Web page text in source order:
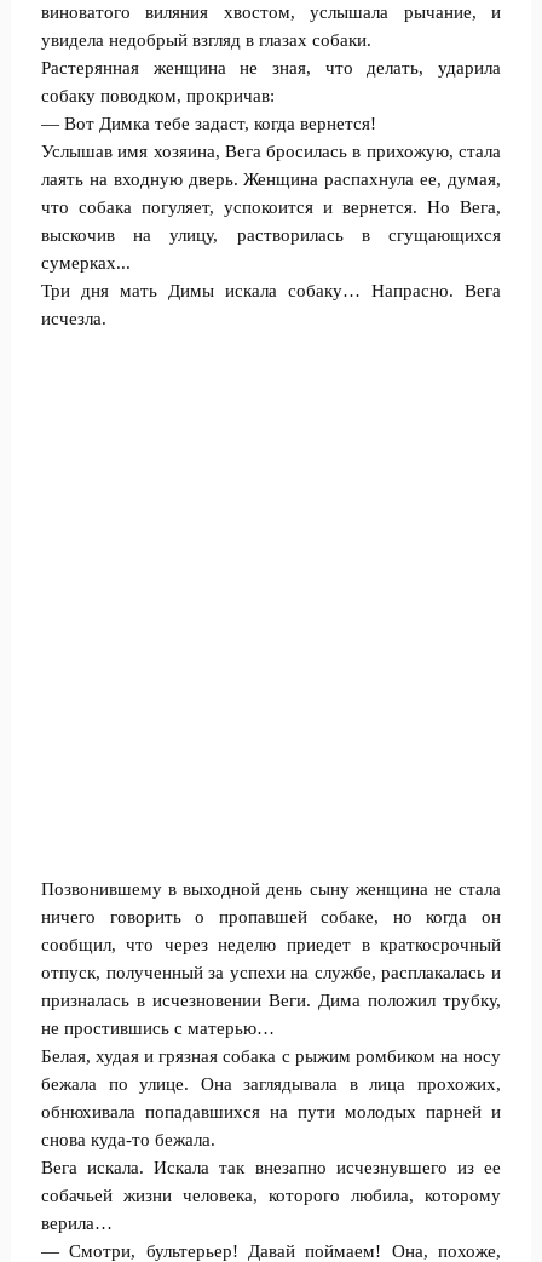
виноватого виляния хвостом, услышала рычание, и
увидела недобрый взгляд в глазах собаки.
Растерянная женщина не зная, что делать, ударила
собаку поводком, прокричав:
— Вот Димка тебе задаст, когда вернется!
Услышав имя хозяина, Вега бросилась в прихожую, стала
лаять на входную дверь. Женщина распахнула ее, думая,
что собака погуляет, успокоится и вернется. Но Вега,
выскочив на улицу, растворилась в сгущающихся
сумерках...
Три дня мать Димы искала собаку… Напрасно. Вега
исчезла.
Позвонившему в выходной день сыну женщина не стала
ничего говорить о пропавшей собаке, но когда он
сообщил, что через неделю приедет в краткосрочный
отпуск, полученный за успехи на службе, расплакалась и
призналась в исчезновении Веги. Дима положил трубку,
не простившись с матерью…
Белая, худая и грязная собака с рыжим ромбиком на носу
бежала по улице. Она заглядывала в лица прохожих,
обнюхивала попадавшихся на пути молодых парней и
снова куда-то бежала.
Вега искала. Искала так внезапно исчезнувшего из ее
собачьей жизни человека, которого любила, которому
верила…
— Смотри, бультерьер! Давай поймаем! Она, похоже,